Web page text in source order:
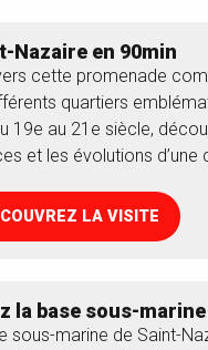
Nazaire en 90min
cette promenade
quartiers
19e au 21e siècle,
et les évolutions d’une
LA VISITE
la base sous-marine
sous-marine de Saint-